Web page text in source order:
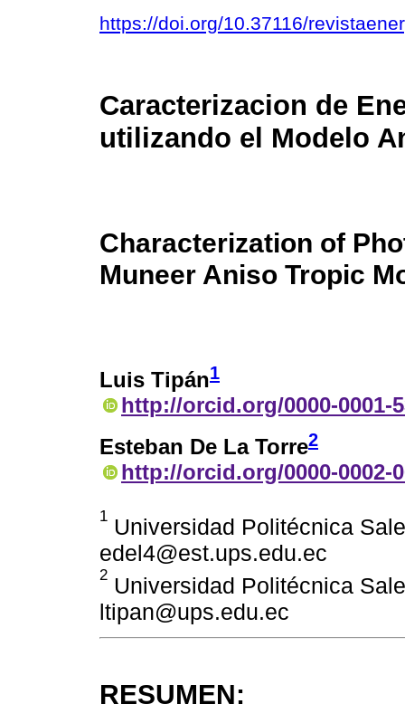
https://doi.org/10.37116/
Caracterizacion de
utilizando el Modelo
Characterization of
Muneer Aniso Tropic
Luis Tipán1
http://orcid.org/0000-0001-
Esteban De La Torre2
http://orcid.org/0000-0002-
1 Universidad Politécnica
edel4@est.ups.edu.ec
2 Universidad Politécnica
ltipan@ups.edu.ec
RESUMEN: